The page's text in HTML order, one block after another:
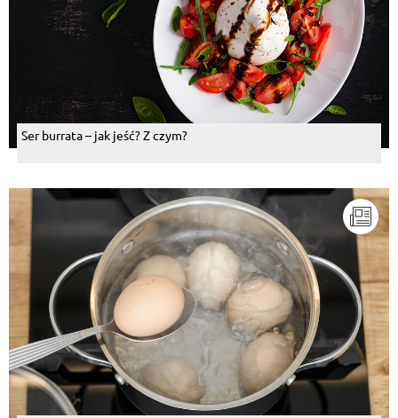
Ser burrata – jak jeść? Z czym?